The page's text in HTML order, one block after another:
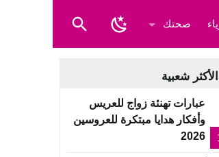
صحتك
الأكثر شعبية
عبارات تهنئة زواج للعريس
وأفكار هدايا مبتكرة للعروسين
2026